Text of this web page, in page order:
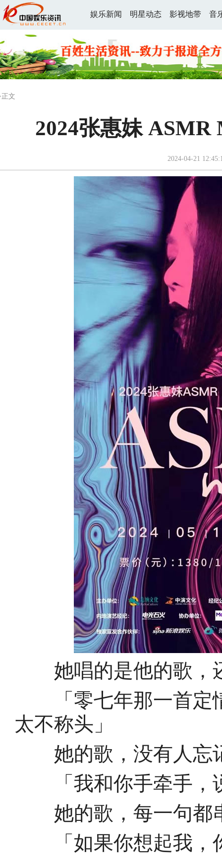
娱乐新闻 明星动态 影视地带 音
文
2024张惠妹
2024-04-21
她唱的是他的歌，
「零七年那一首定
太不称头」
她的歌，没有人忘
「我和你手牵手，
她的歌，每一句都
「如果你想起我，